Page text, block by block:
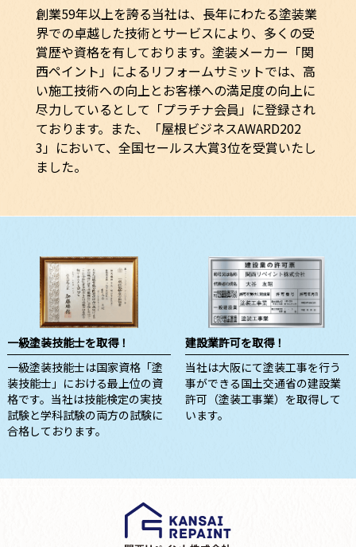
創業59年以上を誇る当社は、長年にわたる塗装業
界での卓越した技術とサービスにより、多くの受
賞歴や資格を有しております。塗装メーカー「関
西ペイント」によるリフォームサミットでは、高
い施工技術への向上とお客様への満足度の向上に
尽力しているとして「プラチナ会員」に登録され
ております。また、「屋根ビジネスAWARD202
3」において、全国セールス大賞3位を受賞いたし
ました。
一級塗装技能士を取得！
一級塗装技能士は国家資格「塗
装技能士」における最上位の資
格です。当社は技能検定の実技
試験と学科試験の両方の試験に
合格しております。
建設業許可を取得！
当社は大阪にて塗装工事を行う
事ができる国土交通省の建設業
許可（塗装工事業）を取得して
います。